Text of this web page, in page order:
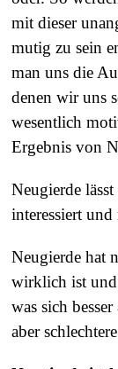
mit dieser
mutig zu sein
man uns die
denen wir uns
wesentlich
Ergebnis von
Neugierde
interessiert
Neugierde hat
wirklich ist und
was sich
aber